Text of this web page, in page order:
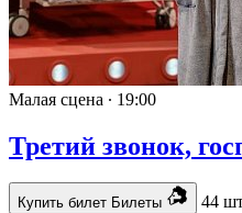
Малая сцена ∙ 19:00
Третий звонок,
Купить билет Билеты 44